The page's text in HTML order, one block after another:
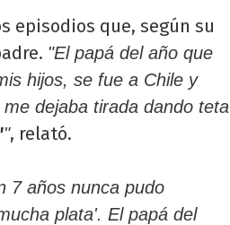
episodios que, según su
"El papá del año que
hijos, se fue a Chile y
dejaba tirada dando teta
", relató.
7 años nunca pudo
plata'. El papá del